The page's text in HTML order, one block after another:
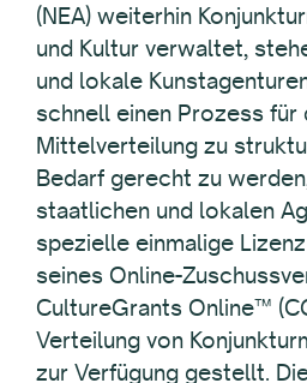
(NEA) weiterhin
und Kultur verwaltet,
und lokale
schnell einen Prozess für
Mittelverteilung zu
Bedarf gerecht zu
staatlichen und lokalen
spezielle einmalige
seines Online-
CultureGrants Online™
Verteilung von
zur Verfügung gestellt.